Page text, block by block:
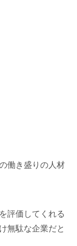
働き盛りの人材
評価してくれる
無駄な企業だと